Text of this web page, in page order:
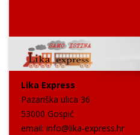
Lika Express
Pazariška ulica 36
53000 Gospić
email: info@lika-express.hr